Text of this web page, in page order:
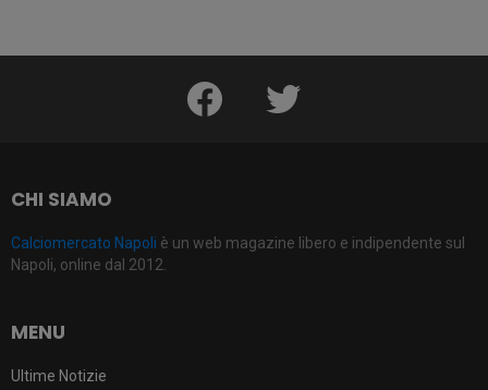
facebook twitter
CHI SIAMO
Calciomercato Napoli è un web magazine libero e indipendente sul
Napoli, online dal 2012.
MENU
Ultime Notizie